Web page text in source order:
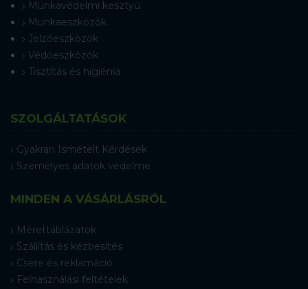
Munkavédelmi kesztyű
Munkaeszközök
Jelzőeszközök
Védőeszközök
Tisztítás és higiénia
SZOLGÁLTATÁSOK
Gyakran Ismételt Kérdések
Személyes adatok védelme
MINDEN A VÁSÁRLÁSRÓL
Mérettáblázatok
Szállítás és kézbesítés
Csere és reklamáció
Felhasználási feltételek